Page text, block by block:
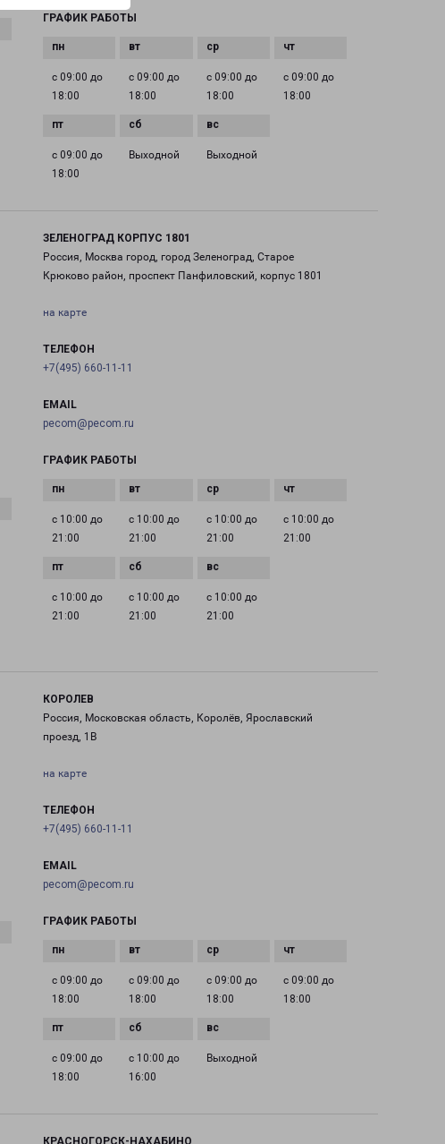
ГРАФИК РАБОТЫ
с 09:00 до
18:00
с 09:00 до
18:00
с 09:00 до
18:00
с 09:00 до
18:00
с 09:00 до
18:00
Выходной Выходной
ЗЕЛЕНОГРАД КОРПУС 1801
Россия, Москва город, город Зеленоград, Старое
Крюково район, проспект Панфиловский, корпус 1801
на карте
ТЕЛЕФОН
+7(495) 660-11-11
EMAIL
pecom@pecom.ru
ГРАФИК РАБОТЫ
с 10:00 до
21:00
с 10:00 до
21:00
с 10:00 до
21:00
с 10:00 до
21:00
с 10:00 до
21:00
с 10:00 до
21:00
с 10:00 до
21:00
КОРОЛЕВ
Россия, Московская область, Королёв, Ярославский
проезд, 1В
на карте
ТЕЛЕФОН
+7(495) 660-11-11
EMAIL
pecom@pecom.ru
ГРАФИК РАБОТЫ
с 09:00 до
18:00
с 09:00 до
18:00
с 09:00 до
18:00
с 09:00 до
18:00
с 09:00 до
18:00
с 10:00 до
16:00
Выходной
КРАСНОГОРСК-НАХАБИНО